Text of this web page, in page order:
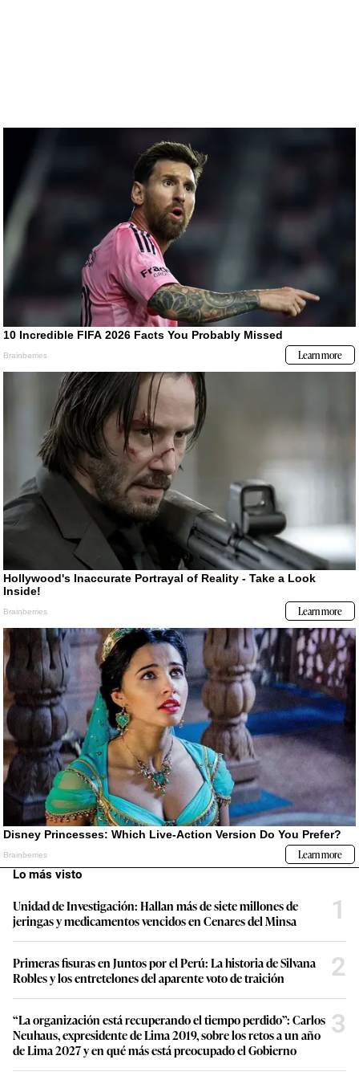
Lo más visto
Unidad de Investigación: Hallan más de siete millones de
jeringas y medicamentos vencidos en Cenares del Minsa
1
Primeras fisuras en Juntos por el Perú: La historia de Silvana
Robles y los entretelones del aparente voto de traición
2
“La organización está recuperando el tiempo perdido”: Carlos
Neuhaus, expresidente de Lima 2019, sobre los retos a un año
de Lima 2027 y en qué más está preocupado el Gobierno
3